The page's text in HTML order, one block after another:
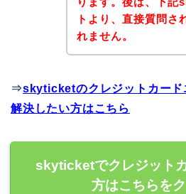
トより、直接質問さ
れません。
⇒skyticketのクレジットカード
解決したい方はこちら
skyticketでクレジット
方はこちらを